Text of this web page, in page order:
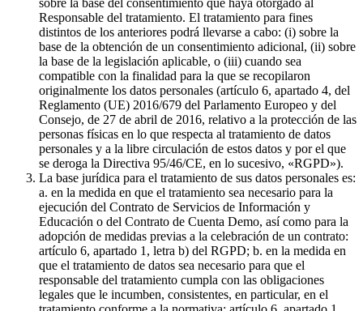
Responsable del tratamiento. El tratamiento para fines
distintos de los anteriores podrá llevarse a cabo: (i) sobre la
base de la obtención de un consentimiento adicional, (ii) sobre
la base de la legislación aplicable, o (iii) cuando sea
compatible con la finalidad para la que se recopilaron
originalmente los datos personales (artículo 6, apartado 4, del
Reglamento (UE) 2016/679 del Parlamento Europeo y del
Consejo, de 27 de abril de 2016, relativo a la protección de las
personas físicas en lo que respecta al tratamiento de datos
personales y a la libre circulación de estos datos y por el que
se deroga la Directiva 95/46/CE, en lo sucesivo, «RGPD»).
La base jurídica para el tratamiento de sus datos personales es:
a. en la medida en que el tratamiento sea necesario para la
ejecución del Contrato de Servicios de Información y
Educación o del Contrato de Cuenta Demo, así como para la
adopción de medidas previas a la celebración de un contrato:
artículo 6, apartado 1, letra b) del RGPD; b. en la medida en
que el tratamiento de datos sea necesario para que el
responsable del tratamiento cumpla con las obligaciones
legales que le incumben, consistentes, en particular, en el